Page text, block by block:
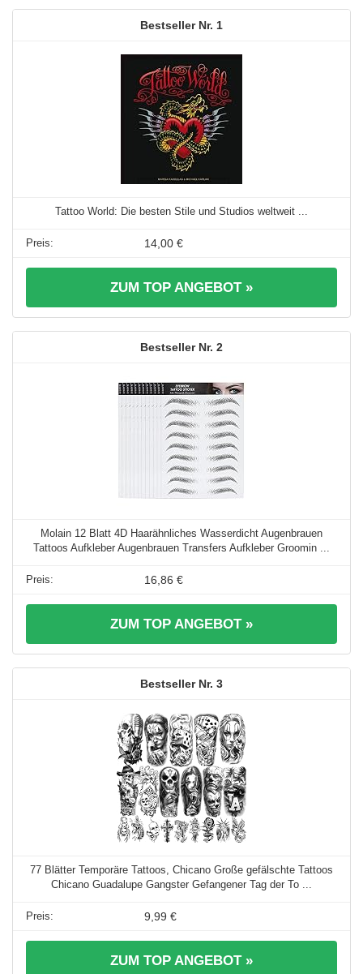
1
Tattoo World: Die besten Stile und Studios weltweit ...
14,00 €
ZUM TOP ANGEBOT »
2
Molain 12 Blatt 4D Haarähnliches Wasserdicht Augenbrauen
Tattoos Aufkleber Augenbrauen Transfers Aufkleber Groomin ...
16,86 €
ZUM TOP ANGEBOT »
3
77 Blätter Temporäre Tattoos, Chicano Große gefälschte Tattoos
Chicano Guadalupe Gangster Gefangener Tag der To ...
9,99 €
ZUM TOP ANGEBOT »